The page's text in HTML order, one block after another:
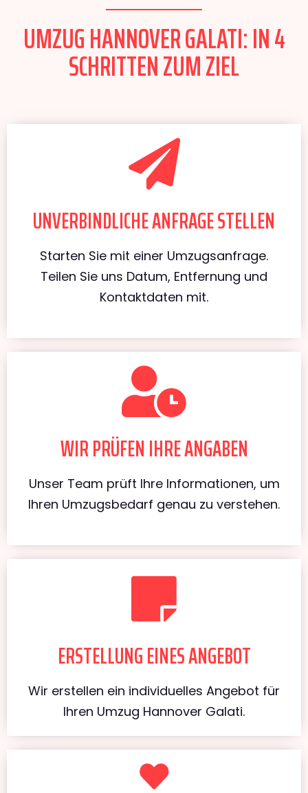
UMZUG HANNOVER GALATI: IN 4
SCHRITTEN ZUM ZIEL
UNVERBINDLICHE ANFRAGE STELLEN
Starten Sie mit einer Umzugsanfrage.
Teilen Sie uns Datum, Entfernung und
Kontaktdaten mit.
WIR PRÜFEN IHRE ANGABEN
Unser Team prüft Ihre Informationen, um
Ihren Umzugsbedarf genau zu verstehen.
ERSTELLUNG EINES ANGEBOT
Wir erstellen ein individuelles Angebot für
Ihren Umzug Hannover Galati.